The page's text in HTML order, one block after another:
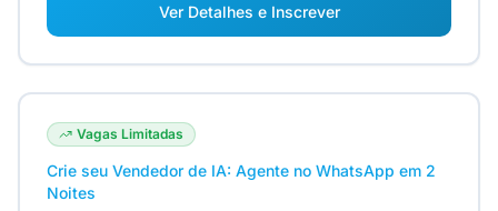
Ver Detalhes e Inscrever
Vagas Limitadas
Crie seu Vendedor de IA: Agente no WhatsApp em 2
Noites